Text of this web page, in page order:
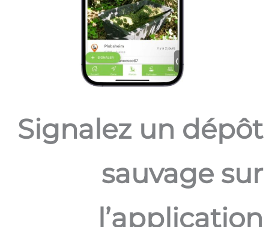
Signalez un dépôt
sauvage sur
l’application